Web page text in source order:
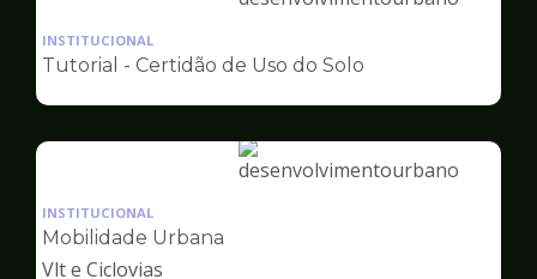
Ilustração
pagina
Desenvolvimento
Urbano
INSTITUCIONAL
Tutorial - Certidão de Uso do Solo
Ilustração
INSTITUCIONAL
Mobilidade Urbana
Vlt e Ciclovias